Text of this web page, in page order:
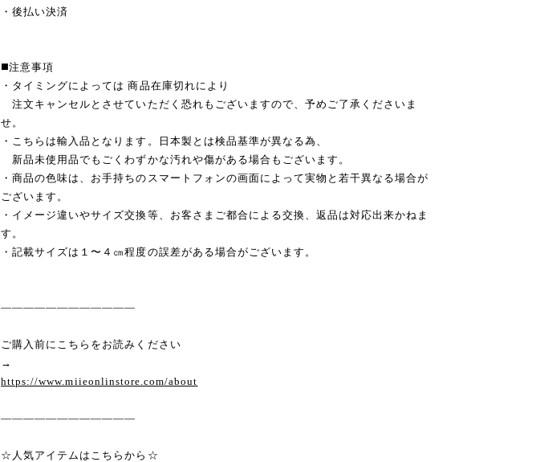
・後払い決済
◼️注意事項
・タイミングによっては 商品在庫切れにより
注文キャンセルとさせていただく恐れもございますので、予めご了承くださいま
せ。
・こちらは輸入品となります。日本製とは検品基準が異なる為、
新品未使用品でもごくわずかな汚れや傷がある場合もございます。
・商品の色味は、お手持ちのスマートフォンの画面によって実物と若干異なる場合が
ございます。
・イメージ違いやサイズ交換等、お客さまご都合による交換、返品は対応出来かねま
す。
・記載サイズは１〜４㎝程度の誤差がある場合がございます。
————————————
ご購入前にこちらをお読みください
→
https://www.miieonlinstore.com/about
————————————
☆人気アイテムはこちらから☆